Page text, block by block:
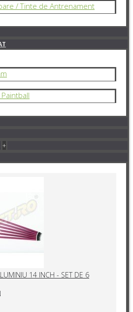
/ Tinte de Antrenament
+
14 INCH - SET DE 6